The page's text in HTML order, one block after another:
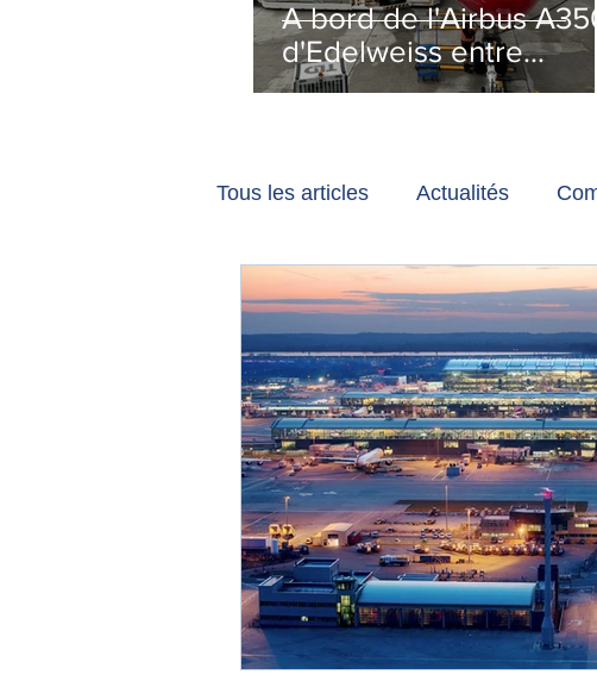
A bord de l'Airbus A350
d'Edelweiss entre
Vancouver et Zurich
Tous les articles Actualités
Les tribunes de Gate7 album
Voyages Reportages